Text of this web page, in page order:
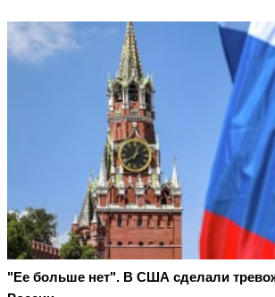
"Ее больше нет". В США сделали